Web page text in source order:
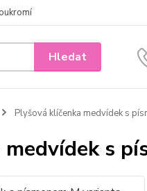
Hledat
Plyšová klíčenka medvídek s
s